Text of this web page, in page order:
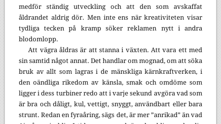
medför ständig utveckling och att den som avskaffat
åldrandet aldrig dör. Men inte ens när kreativiteten visar
tydliga tecken på kramp söker reklamen nytt i andra
blodomlopp.
Att vägra åldras är att stanna i växten. Att vara ett med
sin samtid något annat. Det handlar om mognad, om att söka
bruk av allt som lagras i de mänskliga kärnkraftverken, i
den oändliga rikedom av känsla, smak och omdöme som
ligger i dess turbiner redo att i varje sekund avgöra vad som
är bra och dåligt, kul, vettigt, snyggt, användbart eller bara
strunt. Redan en fyraåring, sägs det, är mer ”anrikad” än vad